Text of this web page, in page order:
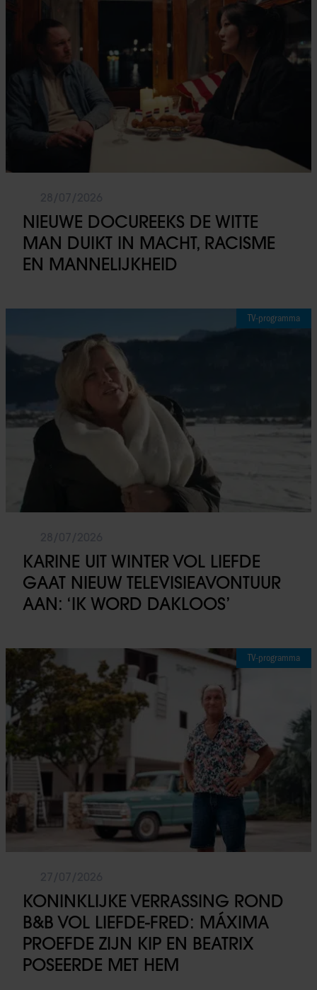
NIEUWE DOCUREEKS DE WITTE
MAN DUIKT IN MACHT, RACISME
EN MANNELIJKHEID
TV-programma
KARINE UIT WINTER VOL LIEFDE
GAAT NIEUW TELEVISIEAVONTUUR
AAN: ‘IK WORD DAKLOOS’
TV-programma
KONINKLIJKE VERRASSING ROND
B&B VOL LIEFDE-FRED: MÁXIMA
PROEFDE ZIJN KIP EN BEATRIX
POSEERDE MET HEM